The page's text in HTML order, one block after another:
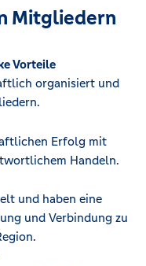
Mitgliedern
Vorteile
organisiert und
Erfolg mit
Handeln.
und haben eine
und Verbindung zu